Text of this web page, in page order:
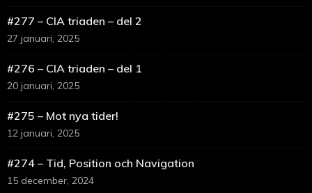
#277 – CIA triaden – del 2
27 januari, 2025
#276 – CIA triaden – del 1
20 januari, 2025
#275 – Mot nya tider!
12 januari, 2025
#274 – Tid, Position och Navigation
15 december, 2024